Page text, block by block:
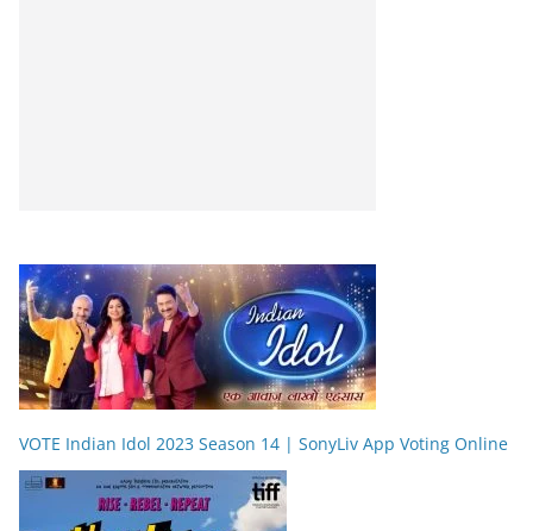
VOTE Indian Idol 2023 Season 14 | SonyLiv App Voting Online